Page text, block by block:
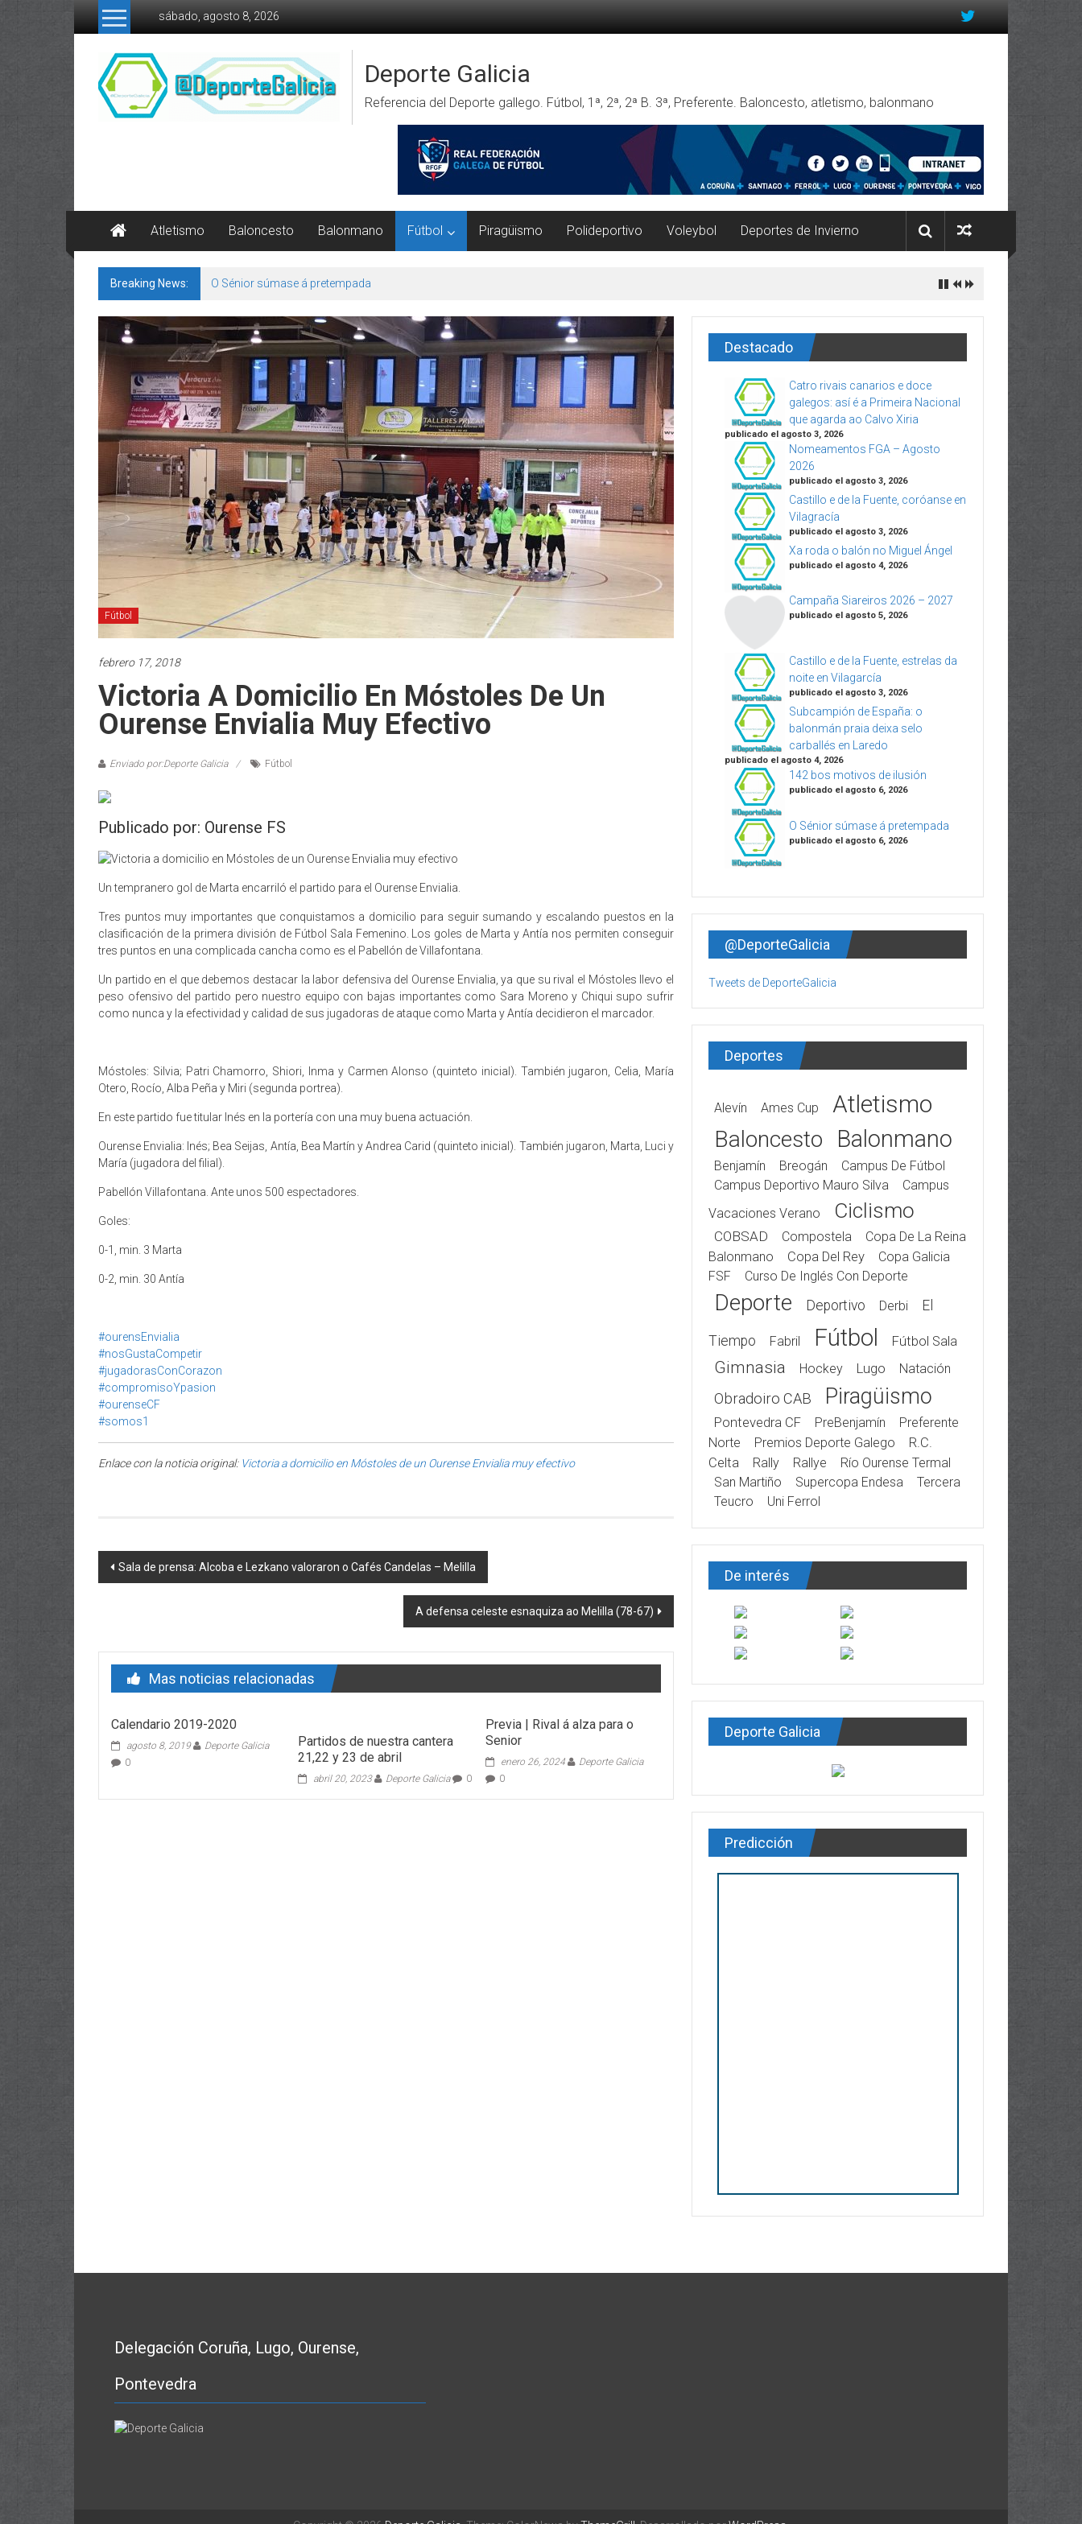
Skip to content
sábado, agosto 8, 2026
Deporte Galicia
Referencia del Deporte gallego. Fútbol, 1ª, 2ª, 2ª B. 3ª, Preferente. Baloncesto, atletismo, balonmano
Atletismo Baloncesto Balonmano Fútbol Piragüismo Polideportivo Voleybol Deportes de Invierno
Breaking News: O Sénior súmase á pretempada
Fútbol
febrero 17, 2018
Victoria A Domicilio En Móstoles De Un
Ourense Envialia Muy Efectivo
Enviado por:Deporte Galicia Fútbol
Publicado por: Ourense FS
Un tempranero gol de Marta encarriló el partido para el Ourense Envialia.
Tres puntos muy importantes que conquistamos a domicilio para seguir sumando y escalando puestos en la
clasificación de la primera división de Fútbol Sala Femenino. Los goles de Marta y Antía nos permiten conseguir
tres puntos en una complicada cancha como es el Pabellón de Villafontana.
Un partido en el que debemos destacar la labor defensiva del Ourense Envialia, ya que su rival el Móstoles llevo el
peso ofensivo del partido pero nuestro equipo con bajas importantes como Sara Moreno y Chiqui supo sufrir
como nunca y la efectividad y calidad de sus jugadoras de ataque como Marta y Antía decidieron el marcador.
Móstoles: Silvia; Patri Chamorro, Shiori, Inma y Carmen Alonso (quinteto inicial). También jugaron, Celia, María
Otero, Rocío, Alba Peña y Miri (segunda portrea).
En este partido fue titular Inés en la portería con una muy buena actuación.
Ourense Envialia: Inés; Bea Seijas, Antía, Bea Martín y Andrea Carid (quinteto inicial). También jugaron, Marta, Luci y
María (jugadora del filial).
Pabellón Villafontana. Ante unos 500 espectadores.
Goles:
0-1, min. 3 Marta
0-2, min. 30 Antía
#ourensEnvialia
#nosGustaCompetir
#jugadorasConCorazon
#compromisoYpasion
#ourenseCF
#somos1
Enlace con la noticia original: Victoria a domicilio en Móstoles de un Ourense Envialia muy efectivo
Post navigation
Sala de prensa: Alcoba e Lezkano valoraron o Cafés Candelas – Melilla
A defensa celeste esnaquiza ao Melilla (78-67)
Mas noticias relacionadas
Calendario 2019-2020
agosto 8, 2019
Deporte Galicia
0
Partidos de nuestra cantera
21,22 y 23 de abril
abril 20, 2023 Deporte Galicia 0
Previa | Rival á alza para o
Senior
enero 26, 2024
Deporte Galicia
0
Destacado
Catro rivais canarios e doce
galegos: así é a Primeira Nacional
que agarda ao Calvo Xiria
publicado el agosto 3, 2026
Nomeamentos FGA – Agosto
2026
publicado el agosto 3, 2026
Castillo e de la Fuente, coróanse en
Vilagracía
publicado el agosto 3, 2026
Xa roda o balón no Miguel Ángel
publicado el agosto 4, 2026
Campaña Siareiros 2026 – 2027
publicado el agosto 5, 2026
Castillo e de la Fuente, estrelas da
noite en Vilagarcía
publicado el agosto 3, 2026
Subcampión de España: o
balonmán praia deixa selo
carballés en Laredo
publicado el agosto 4, 2026
142 bos motivos de ilusión
publicado el agosto 6, 2026
O Sénior súmase á pretempada
publicado el agosto 6, 2026
@DeporteGalicia
Tweets de DeporteGalicia
Deportes
Alevín Ames Cup Atletismo
Baloncesto Balonmano
Benjamín Breogán
Campus De Fútbol
Campus Deportivo Mauro Silva
Campus
Vacaciones Verano
Ciclismo
COBSAD Compostela
Copa De La Reina
Balonmano
Copa Del Rey
Copa Galicia
FSF
Curso De Inglés Con Deporte
Deporte Deportivo Derbi El
Tiempo Fabril Fútbol Fútbol Sala
Gimnasia Hockey Lugo Natación
Obradoiro CAB Piragüismo
Pontevedra CF PreBenjamín
Preferente
Norte
Premios Deporte Galego
R.C.
Celta
Rally Rallye
Río Ourense Termal
San Martiño
Supercopa Endesa
Tercera
Teucro
Uni Ferrol
De interés
Deporte Galicia
Predicción
Delegación Coruña, Lugo, Ourense,
Pontevedra